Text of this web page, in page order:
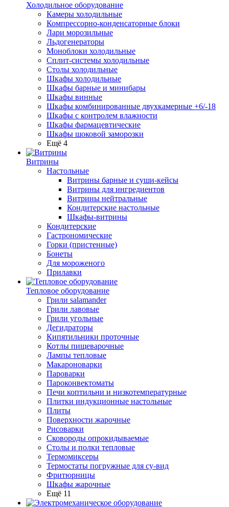
Холодильное оборудование
Камеры холодильные
Компрессорно-конденсаторные блоки
Лари морозильные
Льдогенераторы
Моноблоки холодильные
Сплит-системы холодильные
Столы холодильные
Шкафы холодильные
Шкафы барные и минибары
Шкафы винные
Шкафы комбинированные двухкамерные +6/-18
Шкафы с контролем влажности
Шкафы фармацевтические
Шкафы шоковой заморозки
Ещё 4
Витрины
Настольные
Витрины барные и суши-кейсы
Витрины для ингредиентов
Витрины нейтральные
Кондитерские настольные
Шкафы-витрины
Кондитерские
Гастрономические
Горки (пристенные)
Бонеты
Для мороженого
Прилавки
Тепловое оборудование
Грили salamander
Грили лавовые
Грили угольные
Дегидраторы
Кипятильники проточные
Котлы пищеварочные
Лампы тепловые
Макароноварки
Пароварки
Пароконвектоматы
Печи коптильни и низкотемпературные
Плитки индукционные настольные
Плиты
Поверхности жарочные
Рисоварки
Сковороды опрокидываемые
Столы и полки тепловые
Термомиксеры
Термостаты погружные для су-вид
Фритюрницы
Шкафы жарочные
Ещё 11